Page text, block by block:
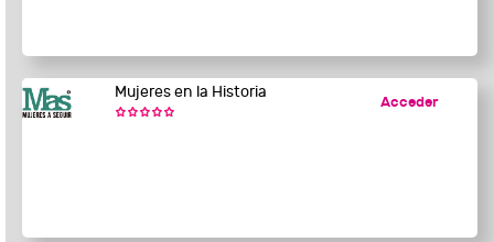
Mujeres en la Historia
Acceder